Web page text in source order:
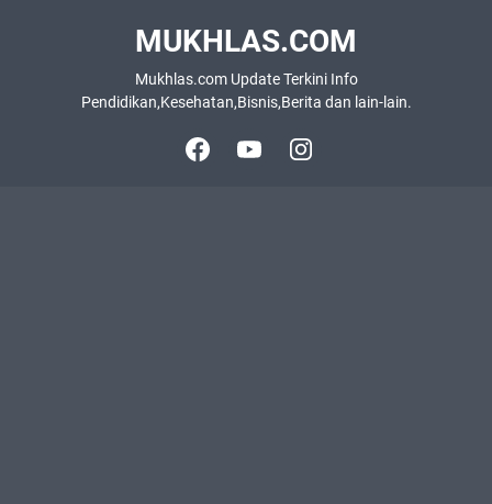
MUKHLAS.COM
Mukhlas.com Update Terkini Info
Pendidikan,Kesehatan,Bisnis,Berita dan lain-lain.